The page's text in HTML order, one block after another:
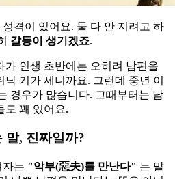
격이 있어요. 둘 다 안 지려고 하
갈등이 생기겠죠.
가 인생 초반에는 오히려 남편을
기가 세니까요. 그런데 중년 이
경우가 많습니다. 그때부터는 남
도 꽤 있어요.
말, 진짜일까?
자는 "악부(惡夫)를 만난다" 는 말